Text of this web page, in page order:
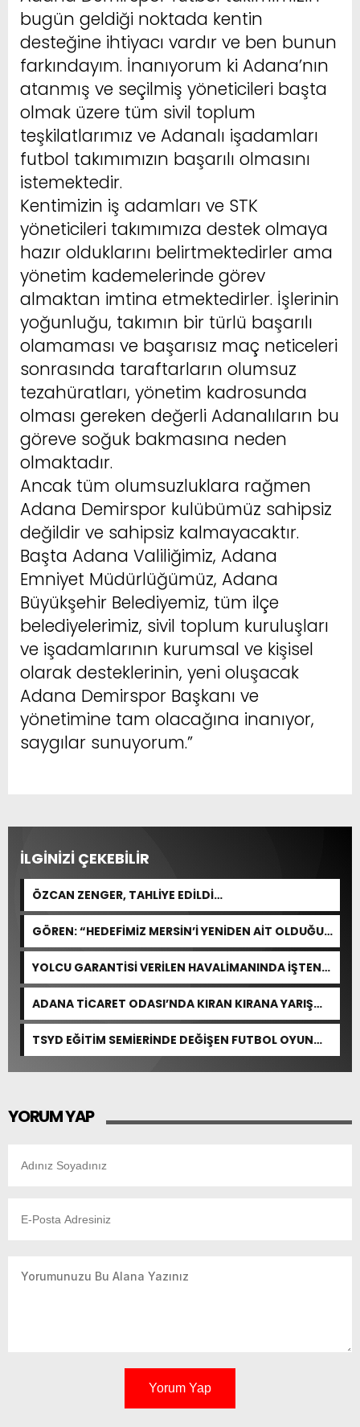
bugün geldiği noktada kentin
desteğine ihtiyacı vardır ve ben bunun
farkındayım. İnanıyorum ki Adana’nın
atanmış ve seçilmiş yöneticileri başta
olmak üzere tüm sivil toplum
teşkilatlarımız ve Adanalı işadamları
futbol takımımızın başarılı olmasını
istemektedir.
Kentimizin iş adamları ve STK
yöneticileri takımımıza destek olmaya
hazır olduklarını belirtmektedirler ama
yönetim kademelerinde görev
almaktan imtina etmektedirler. İşlerinin
yoğunluğu, takımın bir türlü başarılı
olamaması ve başarısız maç neticeleri
sonrasında taraftarların olumsuz
tezahüratları, yönetim kadrosunda
olması gereken değerli Adanalıların bu
göreve soğuk bakmasına neden
olmaktadır.
Ancak tüm olumsuzluklara rağmen
Adana Demirspor kulübümüz sahipsiz
değildir ve sahipsiz kalmayacaktır.
Başta Adana Valiliğimiz, Adana
Emniyet Müdürlüğümüz, Adana
Büyükşehir Belediyemiz, tüm ilçe
belediyelerimiz, sivil toplum kuruluşları
ve işadamlarının kurumsal ve kişisel
olarak desteklerinin, yeni oluşacak
Adana Demirspor Başkanı ve
yönetimine tam olacağına inanıyor,
saygılar sunuyorum.”
İLGİNİZİ ÇEKEBİLİR
ÖZCAN ZENGER, TAHLİYE EDİLDİ…
GÖREN: “HEDEFİMİZ MERSİN’İ YENİDEN AİT OLDUĞU
YERE TAŞIMAK”
YOLCU GARANTİSİ VERİLEN HAVALİMANINDA İŞTEN
ÇIKARMA VAR
ADANA TİCARET ODASI’NDA KIRAN KIRANA YARIŞ
BEKLENİYOR
TSYD EĞİTİM SEMİERİNDE DEĞİŞEN FUTBOL OYUN
KURALLARI ANLATILDI
YORUM YAP
Yorum Yap